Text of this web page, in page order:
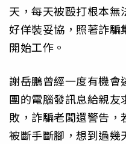
天，每天被毆打根本無
好佯裝妥協，照著詐騙
開始工作。
謝岳鵬曾經一度有機會
團的電腦發訊息給親友
敗，詐騙老闆還警告
被斷手斷腳，想到過幾